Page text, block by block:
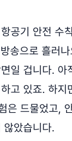
공기 안전 수
송으로 흘러
일 겁니다. 아
고 있죠. 하지
은 드물었고,
않았습니다.